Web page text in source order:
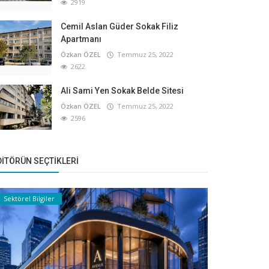
2919
Cemil Aslan Güder Sokak Filiz
Apartmanı
Özkan ÖZEL
Temmuz 25, 2022
2622
Ali Sami Yen Sokak Belde Sitesi
Özkan ÖZEL
Temmuz 25, 2022
2596
SEÇTIKLERI
Sektörel Bilgiler